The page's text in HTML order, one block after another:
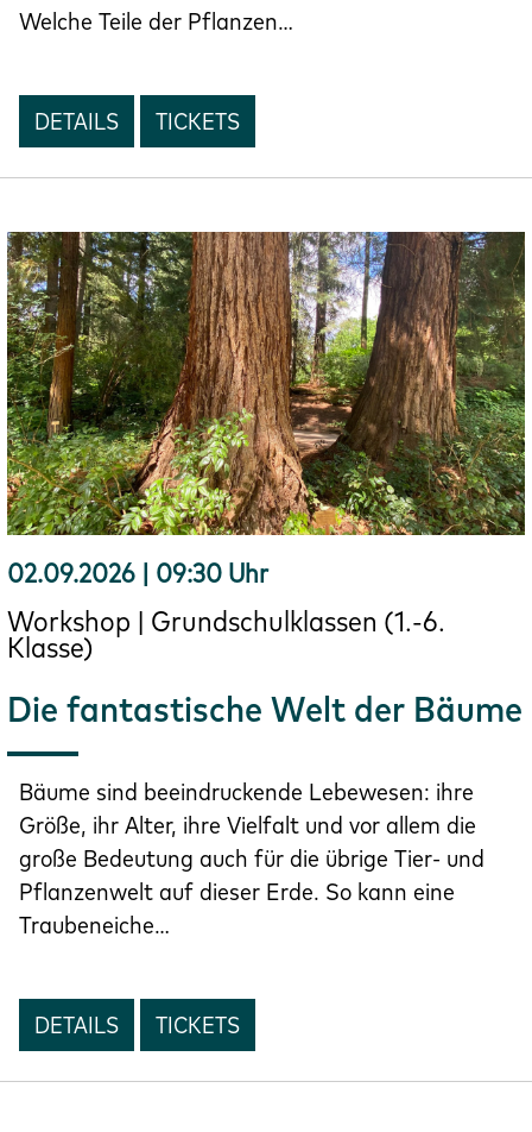
Welche Teile der Pflanzen…
DETAILS TICKETS
02.09.2026 | 09:30 Uhr
Workshop | Grundschulklassen (1.-6.
Klasse)
Die fantastische Welt der Bäume
Bäume sind beeindruckende Lebewesen: ihre
Größe, ihr Alter, ihre Vielfalt und vor allem die
große Bedeutung auch für die übrige Tier- und
Pflanzenwelt auf dieser Erde. So kann eine
Traubeneiche…
DETAILS TICKETS